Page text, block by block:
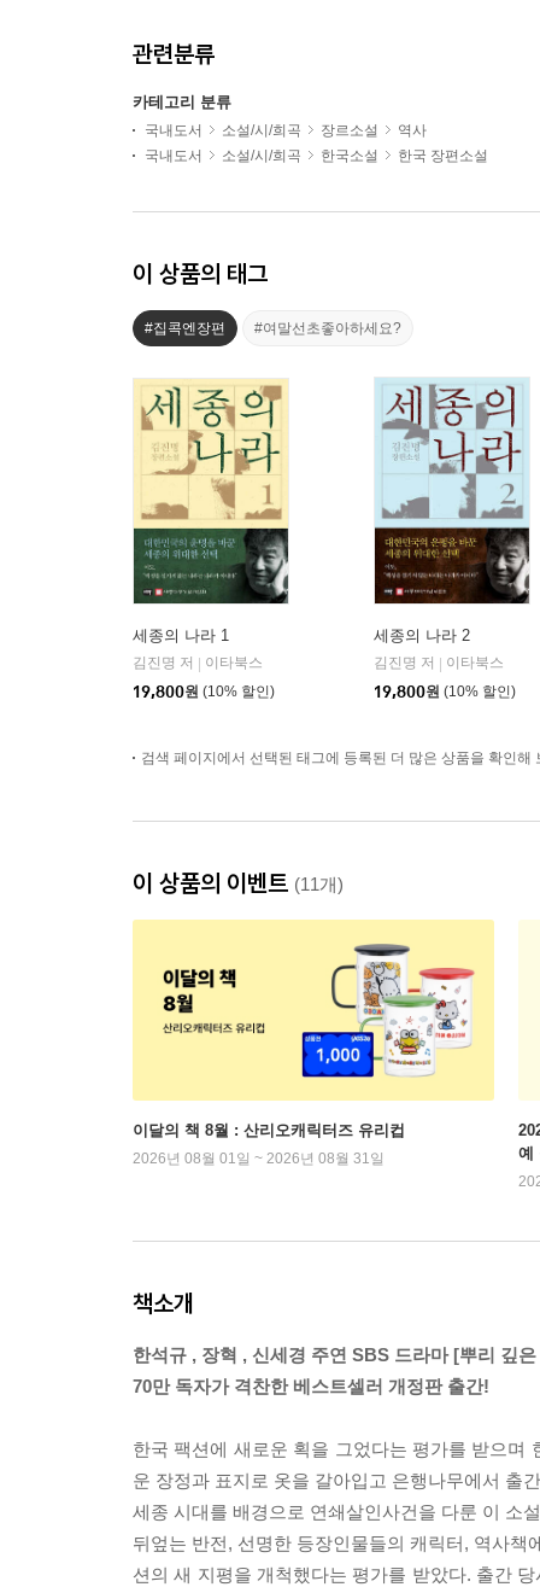
관련분류
카테고리 분류
국내도서 소설/시/희곡 장르소설
역사
국내도서
소설/시/희곡 한국소설 한국 장편소설
이 상품의 태그
#집콕엔장편 #여말선초좋아하세요?
세종의 나라 1
김진명 저
이타북스
19,800원 (10% 할인)
세종의 나라 2
김진명 저
이타북스
19,800원 (10% 할인)
검색 페이지에서 선택된 태그에 등록된 더 많은 상품을 확인해
이 상품의 이벤트 (11개)
이달의 책 8월 : 산리오캐릭터즈 유리컵
2026년 08월 01일 ~ 2026년 08월 31일
예
책소개
한석규 , 장혁 , 신세경 주연 SBS 드라마 [뿌리 깊
70만 독자가 격찬한 베스트셀러 개정판 출간!
한국 팩션에 새로운 획을 그었다는 평가를 받으며
운 장정과 표지로 옷을 갈아입고 은행나무에서 출
세종 시대를 배경으로 연쇄살인사건을 다룬 이 소
뒤엎는 반전, 선명한 등장인물들의 캐릭터, 역사
션의 새 지평을 개척했다는 평가를 받았다. 출간